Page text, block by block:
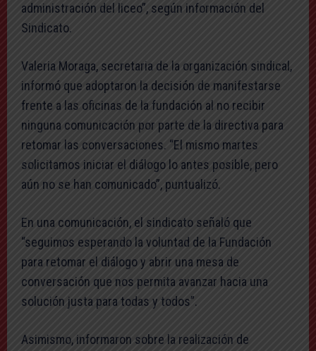
administración del liceo”, según información del
Sindicato.
Valeria Moraga, secretaria de la organización sindical,
informó que adoptaron la decisión de manifestarse
frente a las oficinas de la fundación al no recibir
ninguna comunicación por parte de la directiva para
retomar las conversaciones. “El mismo martes
solicitamos iniciar el diálogo lo antes posible, pero
aún no se han comunicado”, puntualizó.
En una comunicación, el sindicato señaló que
“seguimos esperando la voluntad de la Fundación
para retomar el diálogo y abrir una mesa de
conversación que nos permita avanzar hacia una
solución justa para todas y todos”.
Asimismo, informaron sobre la realización de